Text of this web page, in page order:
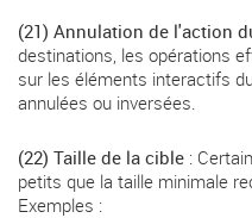
(21) Annulation de l'action
destinations, les opérations
sur les éléments interactifs
annulées ou inversées.
(22) Taille de la cible :
petits que la taille minimale
Exemples :